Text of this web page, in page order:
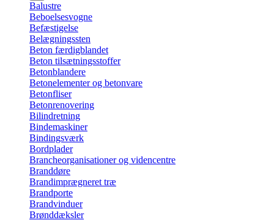
Balustre
Beboelsesvogne
Befæstigelse
Belægningssten
Beton færdigblandet
Beton tilsætningsstoffer
Betonblandere
Betonelementer og betonvare
Betonfliser
Betonrenovering
Bilindretning
Bindemaskiner
Bindingsværk
Bordplader
Brancheorganisationer og videncentre
Branddøre
Brandimprægneret træ
Brandporte
Brandvinduer
Brønddæksler